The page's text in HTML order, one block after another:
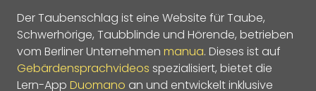
Der Taubenschlag ist eine Website für Taube,
Schwerhörige, Taubblinde und Hörende, betrieben
vom Berliner Unternehmen manua. Dieses ist auf
Gebärdensprachvideos spezialisiert, bietet die
Lern-App Duomano an und entwickelt inklusive